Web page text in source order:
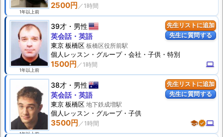
1年以上前
2500円
先生リストに追加
先生に質問する
1年以上前
39才 男性
1500円 computer
英会話・英語
東京 板橋区 板橋区役所前駅
個人 レッスン ・グループ・会社・子供・特別
先生リストに追加
先生に質問する
1年以上前
38才 男性
3500円 schoolverifiedcomputer
英会話・英語
東京 板橋区 地下鉄成増駅
個人 レッスン ・グループ・子供